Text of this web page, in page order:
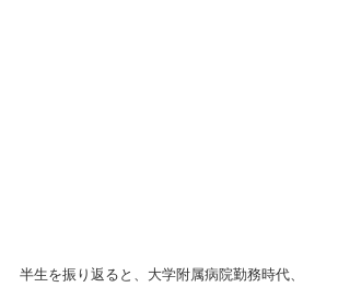
半生を振り返ると、大学附属病院勤務時代、